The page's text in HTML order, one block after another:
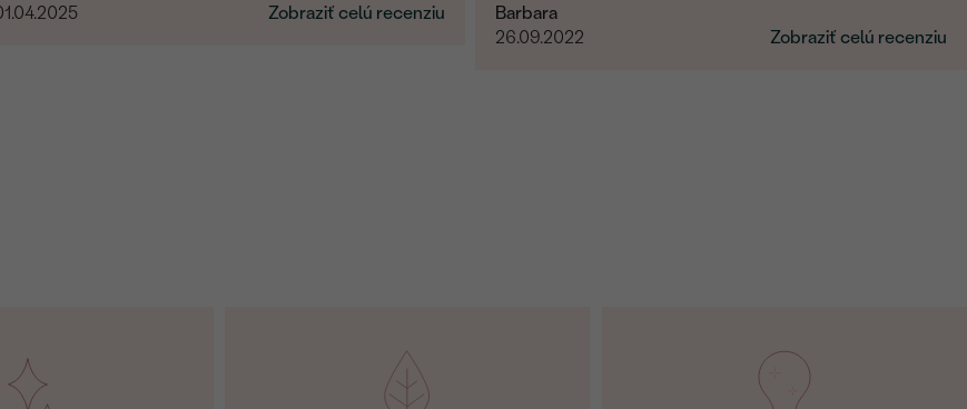
Zobraziť celú recenziu
Barbara
26.09.2022
Zobraziť celú recenziu